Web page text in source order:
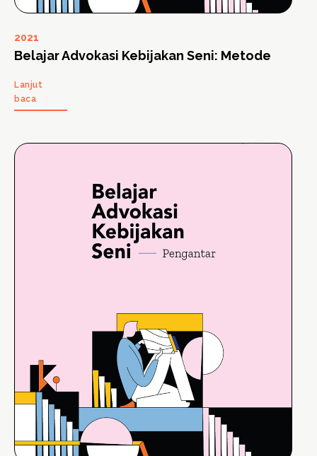
2021
Belajar Advokasi Kebijakan Seni: Metode
Lanjut
baca